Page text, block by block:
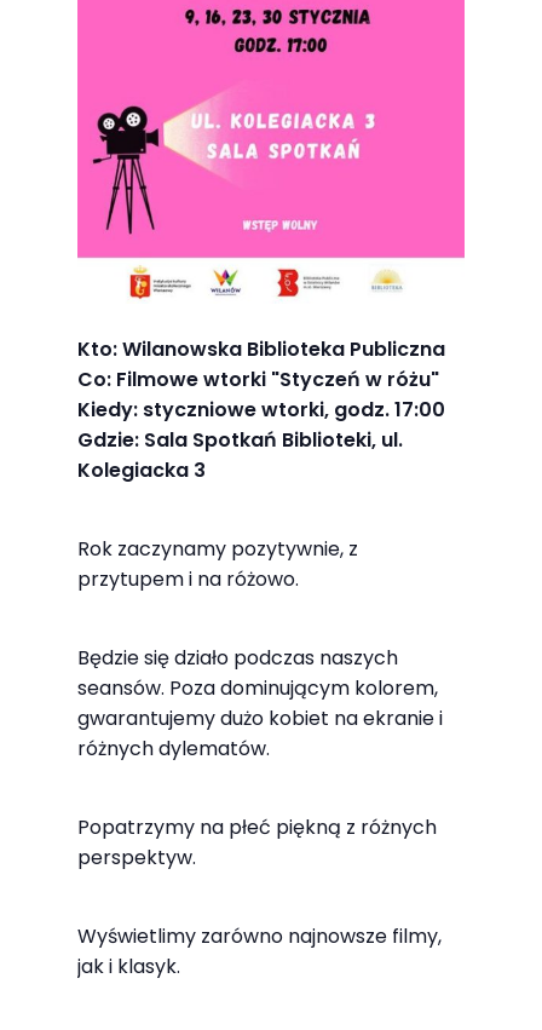
Kto: Wilanowska Biblioteka Publiczna
Co: Filmowe wtorki "Styczeń w różu"
Kiedy: styczniowe wtorki, godz. 17:00
Gdzie: Sala Spotkań Biblioteki, ul.
Kolegiacka 3
Rok zaczynamy pozytywnie, z
przytupem i na różowo.
Będzie się działo podczas naszych
seansów. Poza dominującym kolorem,
gwarantujemy dużo kobiet na ekranie i
różnych dylematów.
Popatrzymy na płeć piękną z różnych
perspektyw.
Wyświetlimy zarówno najnowsze filmy,
jak i klasyk.
funkcjonalność
internetowej,
na podstawie
tego, jak
strona jest
używana.
Doświadczenie
Aby nasza
strona
internetowa
działała jak
podczas
twojego
Jeśli odrzucisz
te pliki cookie,
niektóre funkcje
znikną ze strony
Marketing
swoje
zainteresowania i